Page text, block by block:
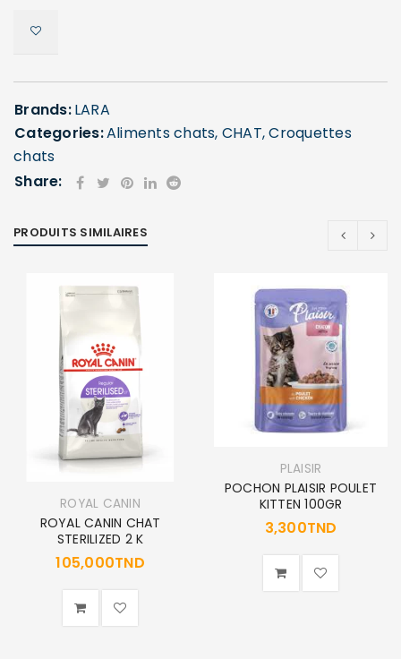
Brands:LARA
Categories:Aliments chats, CHAT,Croquettes
chats
Share:
PRODUITS SIMILAIRES
ROYAL CANIN
ROYAL CANIN CHAT
STERILIZED 2 K
105,000TND
PLAISIR
POCHON PLAISIR POULET
KITTEN 100GR
3,300TND